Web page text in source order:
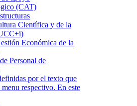
(CAT)
Científica y de la
Económica de la
Personal de